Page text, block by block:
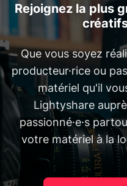
Rejoignez la plus
Que vous soyez
producteur·rice ou
matériel qu'il
Lightyshare
passionné·e·s
votre matériel à la